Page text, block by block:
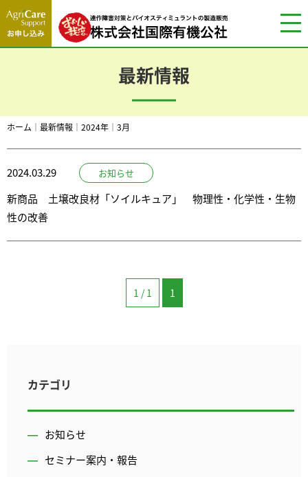
最新情報
ホーム ｜ 最新情報 ｜ 2024年 ｜ 3月
2024.03.29 お知らせ
新商品 土壌改良材「ソイルキュア」 物理性・化学性・生物
性の改善
1 / 1 1
カテゴリ
お知らせ
セミナー案内・報告